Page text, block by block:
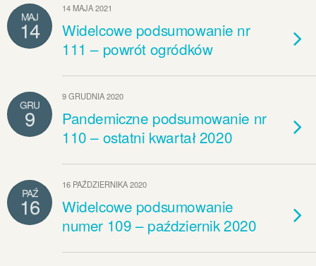
MAJ
14
14 MAJA 2021
Widelcowe podsumowanie nr
111 – powrót ogródków
GRU
9
9 GRUDNIA 2020
Pandemiczne podsumowanie nr
110 – ostatni kwartał 2020
PAŹ
16
16 PAŹDZIERNIKA 2020
Widelcowe podsumowanie
numer 109 – październik 2020